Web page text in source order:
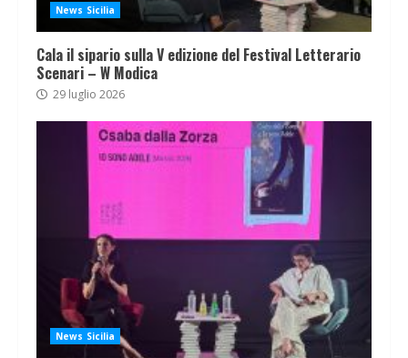
News Sicilia
Cala il sipario sulla V edizione del Festival Letterario
Scenari – W Modica
29 luglio 2026
News Sicilia